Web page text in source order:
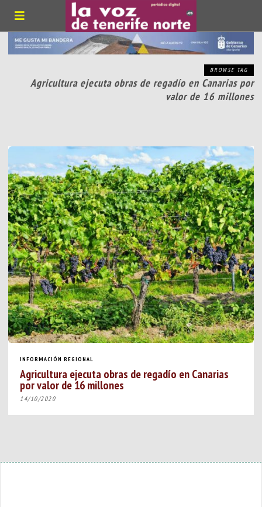
BROWSE TAG
Agricultura ejecuta obras de regadío en Canarias por
valor de 16 millones
INFORMACIÓN REGIONAL
Agricultura ejecuta obras de regadío en Canarias
por valor de 16 millones
14/10/2020